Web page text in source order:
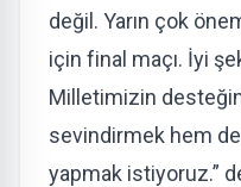
değil. Yarın çok
için final maçı. İyi
Milletimizin
sevindirmek hem
yapmak istiyoruz.”